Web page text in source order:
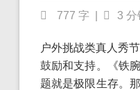
777 字 3 分
户外挑战类真人秀
鼓励和支持。《铁
题就是极限生存。